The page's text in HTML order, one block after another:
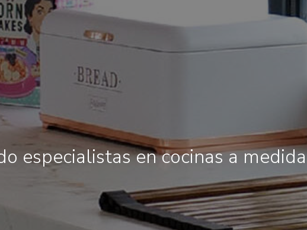
especialistas en cocinas a medida